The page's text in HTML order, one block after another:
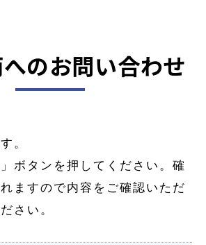
のお問い合わせ
。
ボタンを押してください。確
ますので内容をご確認いただ
さい。